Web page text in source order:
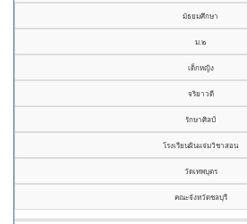
มัธยมศึกษา
ม.๒
เด็กหญิง
จริยาวดี
รักษาศิลป์
โรงเรียนผินแจ่มวิชาสอน
วัดเทพบุตร
คณะจังหวัดชลบุรี